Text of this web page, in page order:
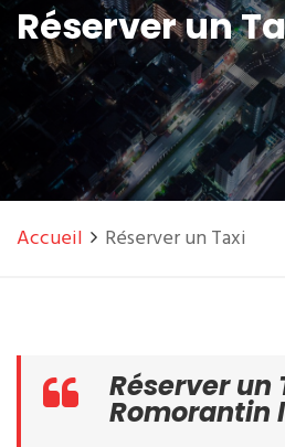
Réserver un
Accueil Réserver un Taxi
Réserver un
Romorantin